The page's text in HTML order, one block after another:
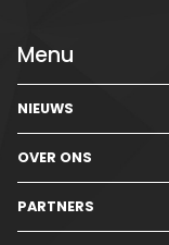
Menu
NIEUWS
OVER ONS
PARTNERS